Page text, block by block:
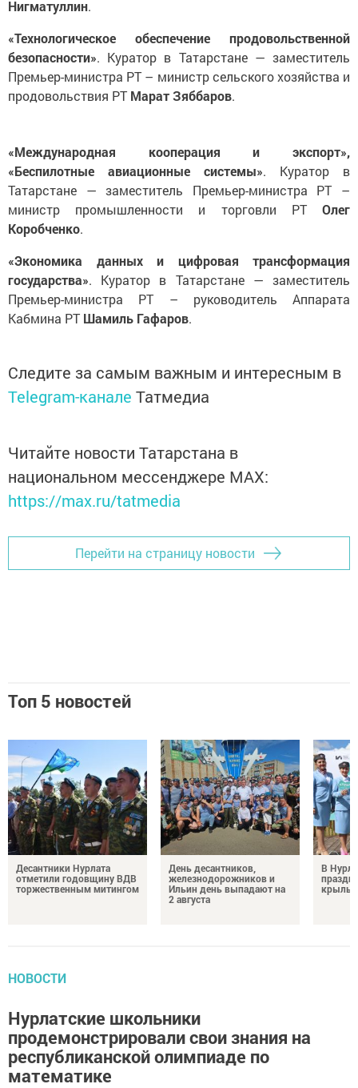
Нигматуллин.
«Технологическое обеспечение продовольственной
безопасности». Куратор в Татарстане — заместитель
Премьер-министра РТ – министр сельского хозяйства и
продовольствия РТ Марат Зяббаров.
«Международная кооперация и экспорт»,
«Беспилотные авиационные системы». Куратор в
Татарстане — заместитель Премьер-министра РТ –
министр промышленности и торговли РТ Олег
Коробченко.
«Экономика данных и цифровая трансформация
государства». Куратор в Татарстане — заместитель
Премьер-министра РТ – руководитель Аппарата
Кабмина РТ Шамиль Гафаров.
Следите за самым важным и интересным в
Telegram-канале Татмедиа
Читайте новости Татарстана в
национальном мессенджере MАХ:
https://max.ru/tatmedia
Перейти на страницу новости
Топ 5 новостей
Десантники Нурлата
отметили годовщину ВДВ
торжественным митингом
День десантников,
железнодорожников и
Ильин день выпадают на
2 августа
В
НОВОСТИ
Нурлатские школьники
продемонстрировали свои знания на
республиканской олимпиаде по
математике